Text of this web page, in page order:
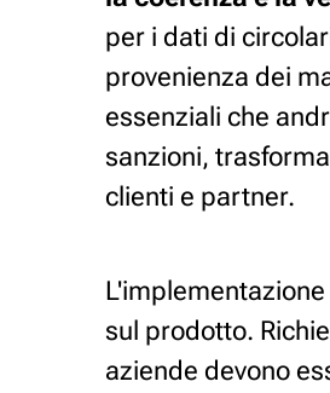
per i dati di
provenienza dei
essenziali che
sanzioni,
clienti e partner.
sul prodotto.
aziende devono